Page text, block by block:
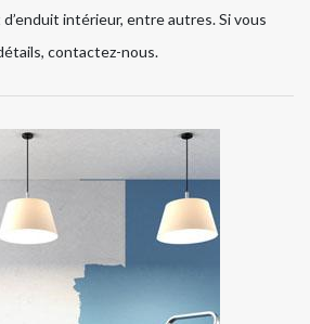
intérieur, entre autres. Si vous
contactez-nous.